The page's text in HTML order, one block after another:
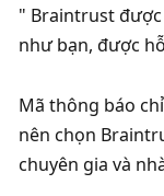
" Braintrust
như bạn, được
Mã thông báo
nên chọn
chuyên gia và